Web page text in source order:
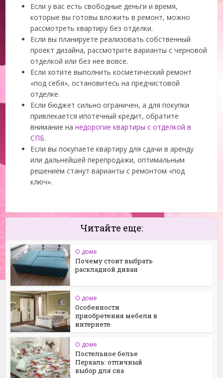
Если у вас есть свободные деньги и время,
которые вы готовы вложить в ремонт, можно
рассмотреть квартиру без отделки.
Если вы планируете реализовать собственный
проект дизайна, рассмотрите варианты с черновой
отделкой или без нее вовсе.
Если хотите выполнить косметический ремонт
«под себя», остановитесь на предчистовой
отделке.
Если бюджет сильно ограничен, а для покупки
привлекается ипотечный кредит, обратите
внимание нанедорогие квартиры с отделкой в
СПБ.
Если вы покупаете квартиру для сдачи в аренду
или дальнейшей перепродажи, оптимальным
решением станут варианты с ремонтом «под
ключ».
Читайте еще:
О доме
Почему стоит выбрать
раскладной диван
О доме
Особенности
приобретения мебели в
интернете
О доме
Постельное белье
Перкаль: отличный
выбор для сна